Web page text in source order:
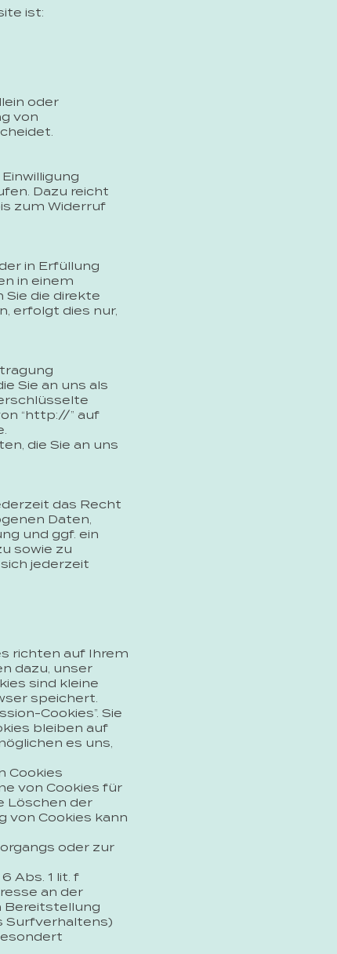
ist:
oder
von
Dazu reicht
zum Widerruf
in Erfüllung
in einem
Sie die direkte
erfolgt dies nur,
Sie an uns als
“http://” auf
die Sie an uns
das Recht
Daten,
und ggf. ein
sowie zu
jederzeit
richten auf Ihrem
dazu, unser
sind kleine
speichert.
Cookies”. Sie
bleiben auf
es uns,
Cookies
von Cookies für
Löschen der
von Cookies kann
oder zur
Abs. 1 lit. f
an der
Bereitstellung
Surfverhaltens)